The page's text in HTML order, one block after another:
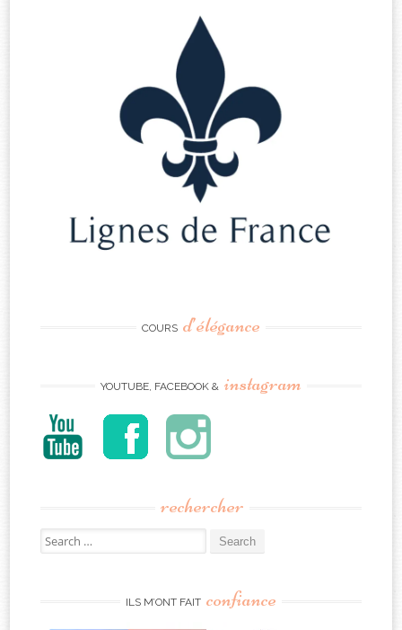
COURS d’élégance
YOUTUBE, FACEBOOK & instagram
rechercher
Search
for:
ILS M’ONT FAIT confiance